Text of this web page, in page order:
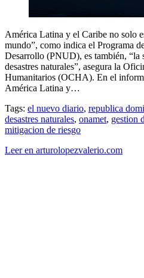
América Latina y el Caribe no solo
mundo”, como indica el Programa
Desarrollo (PNUD), es también, “la
desastres naturales”, asegura la
Humanitarios (OCHA). En el
América Latina y…
Tags: el nuevo diario, republica
desastres naturales, onamet, gestion
mitigacion de riesgo
Leer en arturolopezvalerio.com